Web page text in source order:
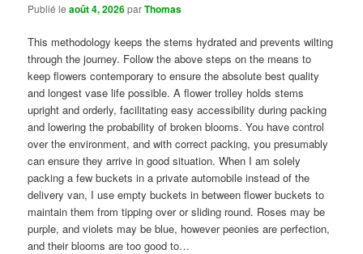
Publié leaoût 4, 2026parThomas
This methodology keeps the stems hydrated and prevents wilting
through the journey. Follow the above steps on the means to
keep flowers contemporary to ensure the absolute best quality
and longest vase life possible. A flower trolley holds stems
upright and orderly, facilitating easy accessibility during packing
and lowering the probability of broken blooms. You have control
over the environment, and with correct packing, you presumably
can ensure they arrive in good situation. When I am solely
packing a few buckets in a private automobile instead of the
delivery van, I use empty buckets in between flower buckets to
maintain them from tipping over or sliding round. Roses may be
purple, and violets may be blue, however peonies are perfection,
and their blooms are too good to…